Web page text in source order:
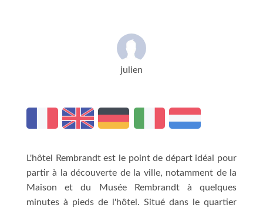
julien
L'hôtel Rembrandt est le point de départ idéal pour
partir à la découverte de la ville, notamment de la
Maison et du Musée Rembrandt à quelques
minutes à pieds de l'hôtel. Situé dans le quartier